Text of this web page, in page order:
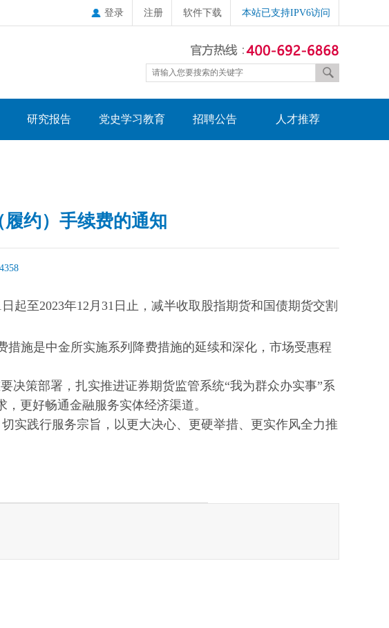
登录 注册 软件下载 本站已支持IPV6访问
研究报告 党史学习教育 招聘公告 人才推荐
约）手续费的通知
4358
至2023年12月31日止，减半收取股指期货和国债期货交割
施是中金所实施系列降费措施的延续和深化，市场受惠程
决策部署，扎实推进证券期货监管系统“我为群众办实事”系
更好畅通金融服务实体经济渠道。
实践行服务宗旨，以更大决心、更硬举措、更实作风全力推